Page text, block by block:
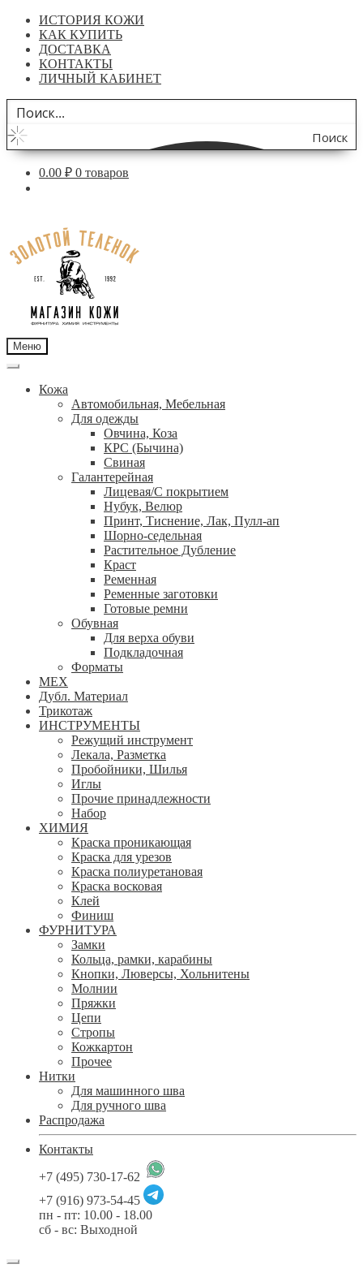
ИСТОРИЯ КОЖИ
КАК КУПИТЬ
ДОСТАВКА
КОНТАКТЫ
ЛИЧНЫЙ КАБИНЕТ
Поиск
по
0.00 ₽ 0 товаров
навигации
содержимому
Меню
Кожа
Автомобильная, Мебельная
Для одежды
Овчина, Коза
КРС (Бычина)
Свиная
Галантерейная
Лицевая/С покрытием
Нубук, Велюр
Принт, Тиснение, Лак, Пулл-ап
Шорно-седельная
Растительное Дубление
Краст
Ременная
Ременные заготовки
Готовые ремни
Обувная
Для верха обуви
Подкладочная
Форматы
МЕХ
Дубл. Материал
Трикотаж
ИНСТРУМЕНТЫ
Режущий инструмент
Лекала, Разметка
Пробойники, Шилья
Иглы
Прочие принадлежности
Набор
ХИМИЯ
Краска проникающая
Краска для урезов
Краска полиуретановая
Краска восковая
Клей
Финиш
ФУРНИТУРА
Замки
Кольца, рамки, карабины
Кнопки, Люверсы, Хольнитены
Молнии
Пряжки
Цепи
Стропы
Кожкартон
Прочее
Нитки
Для машинного шва
Для ручного шва
Распродажа
Контакты
+7 (495) 730-17-62
+7 (916) 973-54-45
пн - пт: 10.00 - 18.00
сб - вс: Выходной